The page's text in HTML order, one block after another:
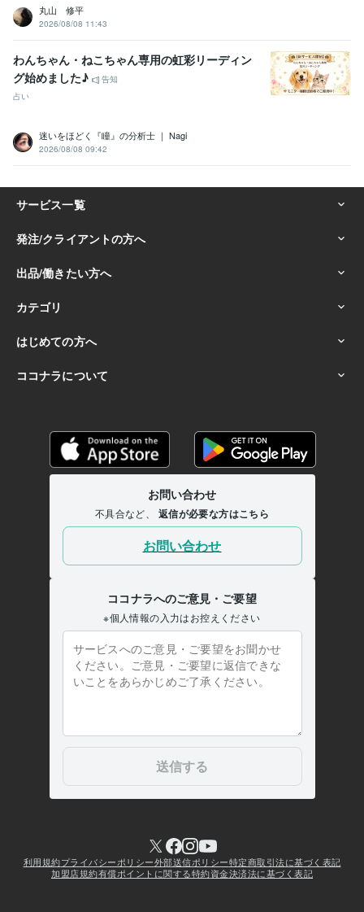
丸山 修平
2026/08/08 11:43
わんちゃん・ねこちゃん専用の虹彩リーディン
グ始めました♪
告知
占い
迷いをほどく『瞳』の分析士 ｜ Nagi
2026/08/08 09:42